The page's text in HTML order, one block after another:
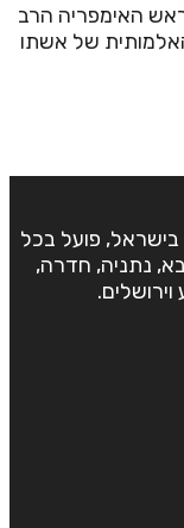
המאה ה-19 עמד בראש האימפריה הרב
של אשתו
פועל בכל
נתניה, חדרה,